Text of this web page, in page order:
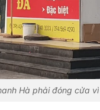
Hà phải đóng cửa